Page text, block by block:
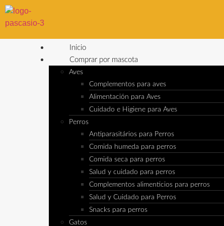
Inicio
Comprar por mascota
Aves
Complementos para aves
Alimentación para Aves
Cuidado e Higiene para Aves
Perros
Antiparasitários para Perros
Comida humeda para perros
Comida seca para perros
Salud y cuidado para perros
Complementos alimenticios para perros
Salud y Cuidado para Perros
Snacks para perros
Gatos